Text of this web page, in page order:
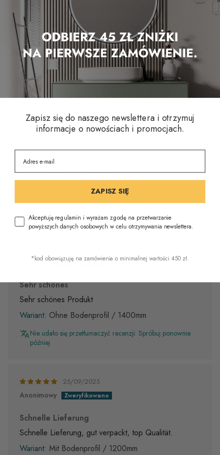
Recenzje klientów
4.64 z 5
Na podstawie 11 recenzji
28/01/2026
Wunderschön wie beschrieben
Wunderschön wie beschrieben
Petra Ehrl
Sehr schönes
Sehr schönes Produkt
Ohne Bodenprofil / 1400mm
Nie udało się przetłumaczyć recenzji. Spróbuj ponownie
później
25/09/2025
Anonimowy
Schnelle Lieferung
Schnelle Lieferung, gut verpackt, top Qualität.
Mit Bodenprofil / 1200mm
Zapisz się do naszego newslettera i otrzymuj
informacje o nowościach i promocjach.
ZAPISZ SIĘ
Akceptuję regulamin i wyrażam zgodę na przetwarzanie
powyższych danych osobowych w celu otrzymywania newslettera.
*kod obowiązuję na zamówienia o minimalnej wartości 450 zł.